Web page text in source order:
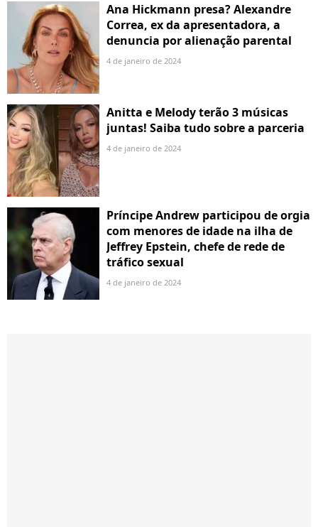
Ana Hickmann presa? Alexandre
Correa, ex da apresentadora, a
denuncia por alienação parental
4 de janeiro de 2024
Anitta e Melody terão 3 músicas
juntas! Saiba tudo sobre a parceria
4 de janeiro de 2024
Príncipe Andrew participou de orgia
com menores de idade na ilha de
Jeffrey Epstein, chefe de rede de
tráfico sexual
4 de janeiro de 2024